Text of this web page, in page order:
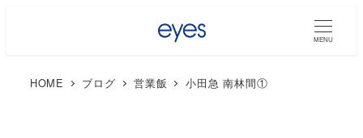
MENU
HOME ブログ 営業飯 小田急 南林間①